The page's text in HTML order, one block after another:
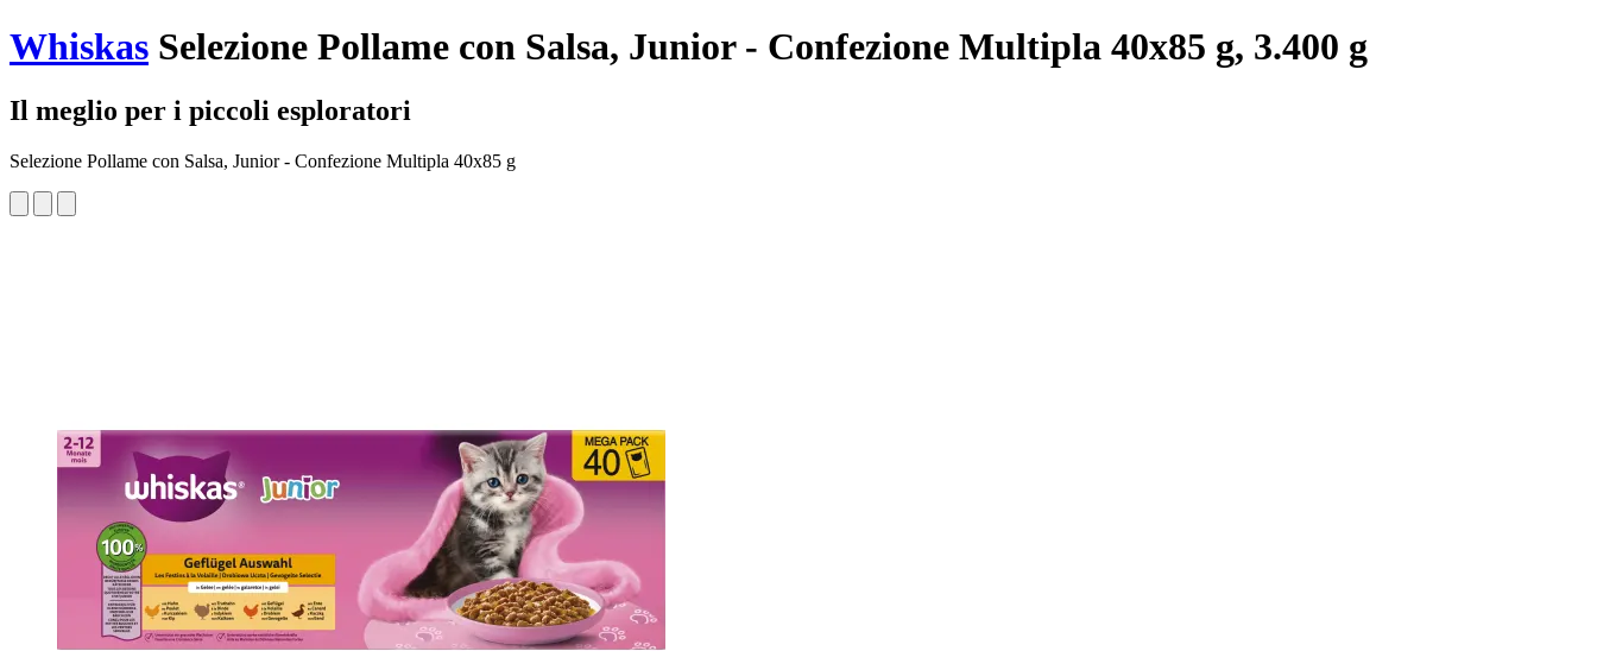
Whiskas Selezione Pollame con Salsa, Junior - Confezione Multipla 40x85 g, 3.400 g
Il meglio per i piccoli esploratori
Selezione Pollame con Salsa, Junior - Confezione Multipla 40x85 g